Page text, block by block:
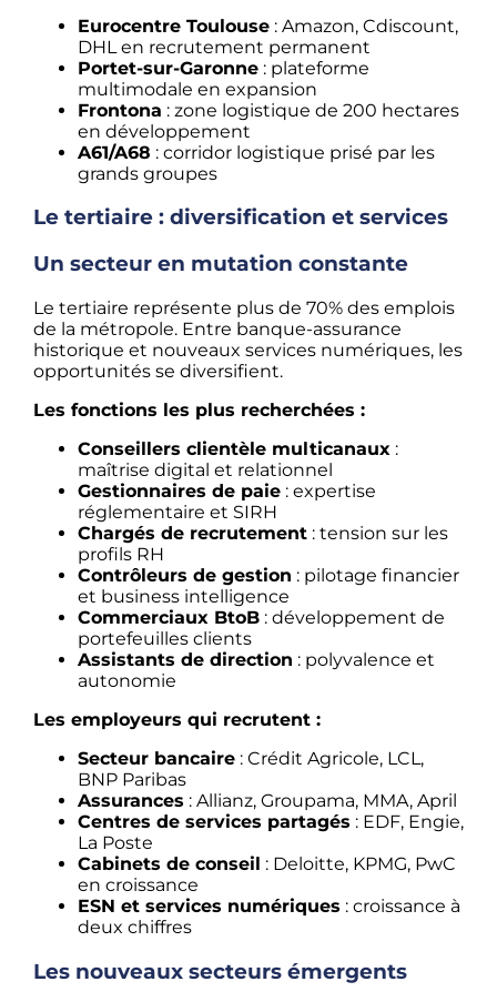
Eurocentre Toulouse: Amazon, Cdiscount,
DHL en recrutement permanent
Portet-sur-Garonne: plateforme
multimodale en expansion
Frontona : zone logistique de 200 hectares
en développement
A61/A68 : corridor logistique prisé par les
grands groupes
Le tertiaire : diversification et services
Un secteur en mutation constante
Le tertiaire représente plus de 70% des emplois
de la métropole. Entre banque-assurance
historique et nouveaux services numériques, les
opportunités se diversifient.
Les fonctions les plus recherchées :
Conseillers clientèle multicanaux:
maîtrise digital et relationnel
Gestionnaires de paie: expertise
réglementaire et SIRH
Chargés de recrutement: tension sur les
profils RH
Contrôleurs de gestion : pilotage financier
et business intelligence
Commerciaux BtoB: développement de
portefeuilles clients
Assistants de direction : polyvalence et
autonomie
Les employeurs qui recrutent :
Secteur bancaire: Crédit Agricole, LCL,
BNP Paribas
Assurances : Allianz, Groupama, MMA, April
Centres de services partagés : EDF, Engie,
La Poste
Cabinets de conseil : Deloitte, KPMG, PwC
en croissance
ESN et services numériques : croissance à
deux chiffres
Les nouveaux secteurs émergents